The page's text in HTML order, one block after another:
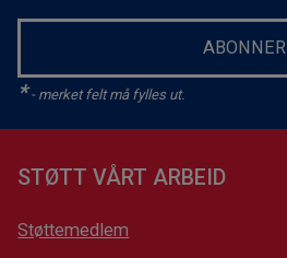
ABONNER
*- merket felt må fylles ut.
STØTT VÅRT ARBEID
Støttemedlem